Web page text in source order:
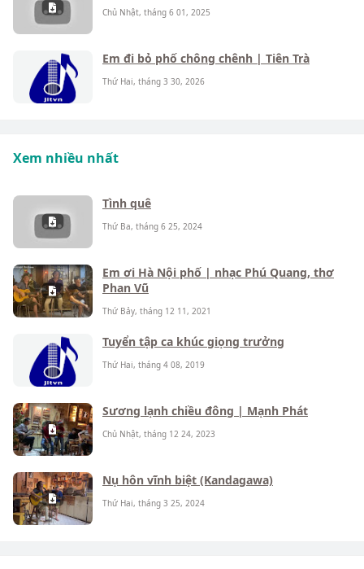
Chủ Nhật, tháng 6 01, 2025
Em đi bỏ phố chông chênh | Tiên Trà
Thứ Hai, tháng 3 30, 2026
Xem nhiều nhất
Tình quê
Thứ Ba, tháng 6 25, 2024
Em ơi Hà Nội phố | nhạc Phú Quang, thơ
Phan Vũ
Thứ Bảy, tháng 12 11, 2021
Tuyển tập ca khúc giọng trưởng
Thứ Hai, tháng 4 08, 2019
Sương lạnh chiều đông | Mạnh Phát
Chủ Nhật, tháng 12 24, 2023
Nụ hôn vĩnh biệt (Kandagawa)
Thứ Hai, tháng 3 25, 2024